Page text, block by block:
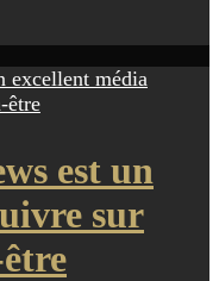
est un
sur